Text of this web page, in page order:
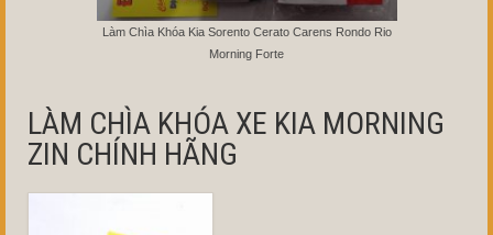
Làm Chìa Khóa Kia Sorento Cerato Carens Rondo Rio
Morning Forte
LÀM CHÌA KHÓA XE KIA MORNING
ZIN CHÍNH HÃNG